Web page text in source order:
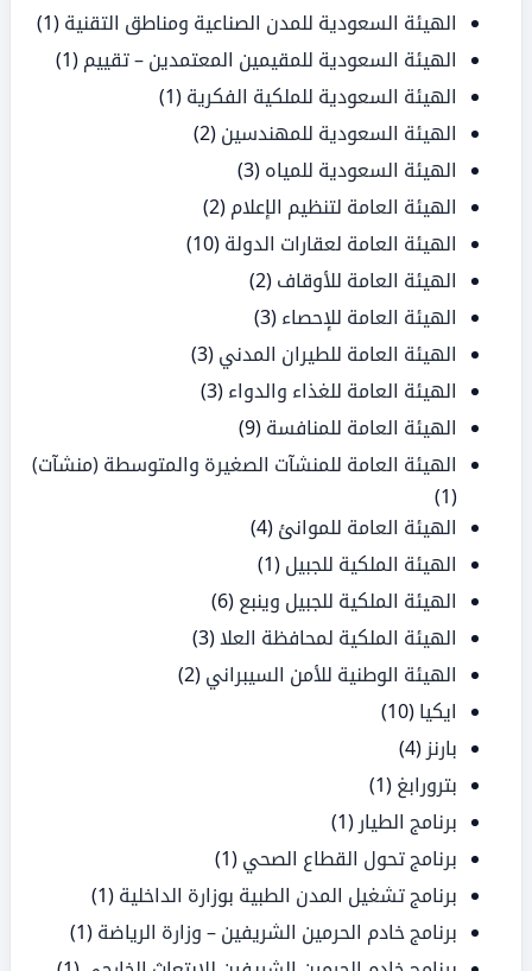
الهيئة السعودية للمدن الصناعية ومناطق التقنية (1)
الهيئة السعودية للمقيمين المعتمدين – تقييم (1)
الهيئة السعودية للملكية الفكرية (1)
الهيئة السعودية للمهندسين (2)
الهيئة السعودية للمياه (3)
الهيئة العامة لتنظيم الإعلام (2)
الهيئة العامة لعقارات الدولة (10)
الهيئة العامة للأوقاف (2)
الهيئة العامة للإحصاء (3)
الهيئة العامة للطيران المدني (3)
الهيئة العامة للغذاء والدواء (3)
الهيئة العامة للمنافسة (9)
الهيئة العامة للمنشآت الصغيرة والمتوسطة (منشآت)
(1)
الهيئة العامة للموانئ (4)
الهيئة الملكية للجبيل (1)
الهيئة الملكية للجبيل وينبع (6)
الهيئة الملكية لمحافظة العلا(3)
الهيئة الوطنية للأمن السيبراني (2)
ايكيا (10)
بارنز (4)
بترورابغ (1)
برنامج الطيار (1)
برنامج تحول القطاع الصحي (1)
برنامج تشغيل المدن الطبية بوزارة الداخلية (1)
برنامج خادم الحرمين الشريفين – وزارة الرياضة (1)